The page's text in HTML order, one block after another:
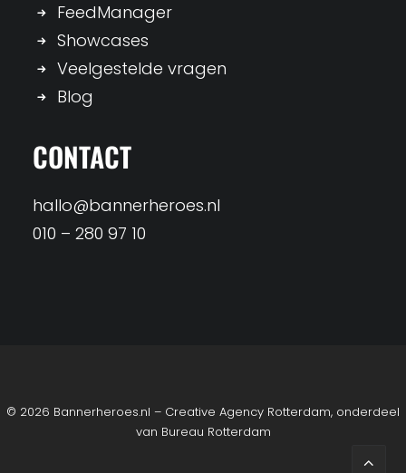
FeedManager
Showcases
Veelgestelde vragen
Blog
CONTACT
hallo@bannerheroes.nl
010 – 280 97 10
© 2026 Bannerheroes.nl – Creative Agency Rotterdam, onderdeel
van Bureau Rotterdam